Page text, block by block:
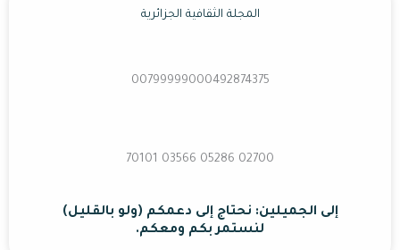
المجلة الثقافية الجزائرية
00799999000492874375
02700 70101 03566 05286
إلى الجميلين: نحتاج إلى دعمكم (ولو بالقليل)
لنستمر بكم ومعكم.